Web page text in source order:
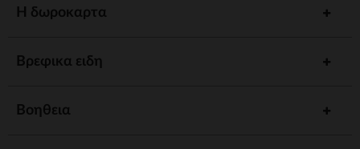
Η δωροκαρτα
Βρεφικα ειδη
Βοηθεια